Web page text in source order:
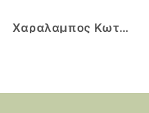
Χαραλαμπος Κωτουλας